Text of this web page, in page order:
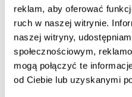
reklam, aby oferować
ruch w naszej witrynie.
naszej witryny,
społecznościowym,
mogą połączyć te
od Ciebie lub uzyskanymi
Kolor korpusu:
biały
Wybarwienie:
czarne